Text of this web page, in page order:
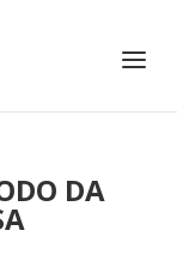
DA